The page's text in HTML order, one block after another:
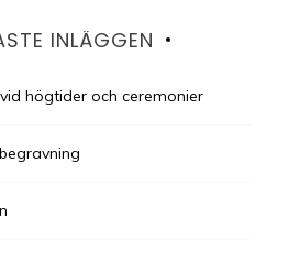
INLÄGGEN
högtider och ceremonier